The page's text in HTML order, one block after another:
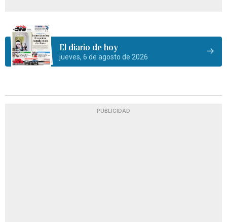
El diario de hoy
jueves, 6 de agosto de 2026
PUBLICIDAD